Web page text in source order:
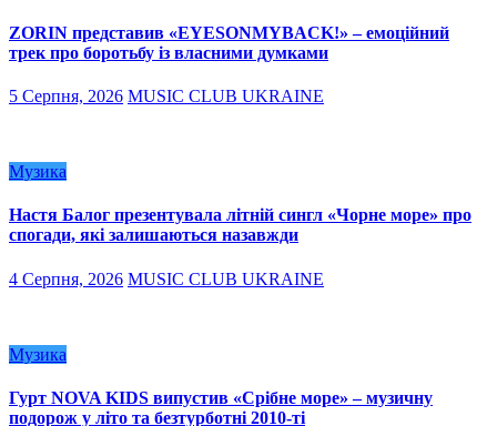
ZORIN представив «EYESONMYBACK!» – емоційний
трек про боротьбу із власними думками
5 Серпня, 2026 MUSIC CLUB UKRAINE
Музика
Настя Балог презентувала літній сингл «Чорне море» про
спогади, які залишаються назавжди
4 Серпня, 2026 MUSIC CLUB UKRAINE
Музика
Гурт NOVA KIDS випустив «Срібне море» – музичну
подорож у літо та безтурботні 2010-ті